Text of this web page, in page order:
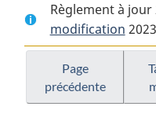
:
sur
les
Règlement à jour
modification
Page
précédente